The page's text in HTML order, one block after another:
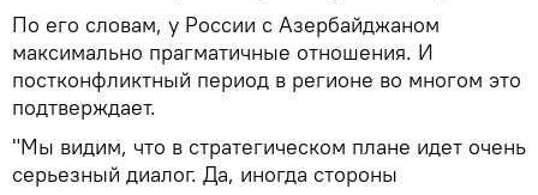
По его словам, у России с Азербайджаном
максимально прагматичные отношения. И
постконфликтный период в регионе во многом это
подтверждает.
"Мы видим, что в стратегическом плане идет очень
серьезный диалог. Да, иногда стороны